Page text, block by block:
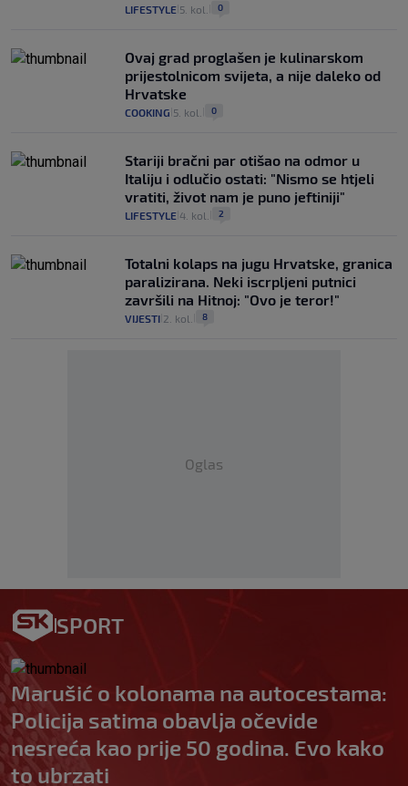
LIFESTYLE 5. kol. 0
Ovaj grad proglašen je kulinarskom
prijestolnicom svijeta, a nije daleko od
Hrvatske
COOKING 5. kol. 0
Stariji bračni par otišao na odmor u
Italiju i odlučio ostati: "Nismo se htjeli
vratiti, život nam je puno jeftiniji"
LIFESTYLE 4. kol. 2
Totalni kolaps na jugu Hrvatske, granica
paralizirana. Neki iscrpljeni putnici
završili na Hitnoj: "Ovo je teror!"
VIJESTI 2. kol. 8
Oglas
SPORT
Marušić o kolonama na autocestama:
Policija satima obavlja očevide
nesreća kao prije 50 godina. Evo kako
to ubrzati